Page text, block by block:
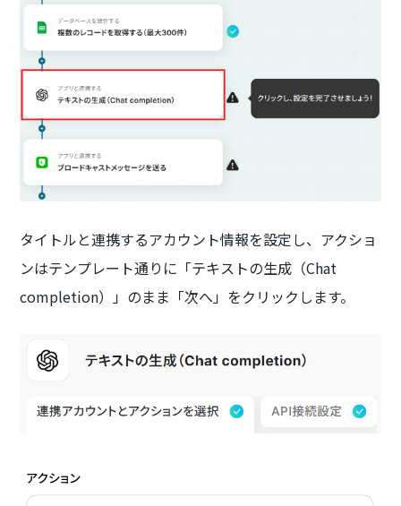
タイトルと連携するアカウント情報を設定し、アクショ
ンはテンプレート通りに「テキストの生成（Chat
completion）」のまま「次へ」をクリックします。